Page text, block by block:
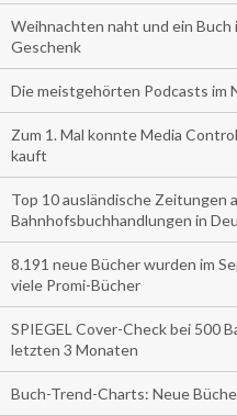
Weihnachten naht und ein
Geschenk
Die meistgehörten Podcasts im
Zum 1. Mal konnte Media
kauft
Top 10 ausländische Zeitungen
Bahnhofsbuchhandlungen in
8.191 neue Bücher wurden im
viele Promi-Bücher
SPIEGEL Cover-Check bei 500
letzten 3 Monaten
Buch-Trend-Charts: Neue